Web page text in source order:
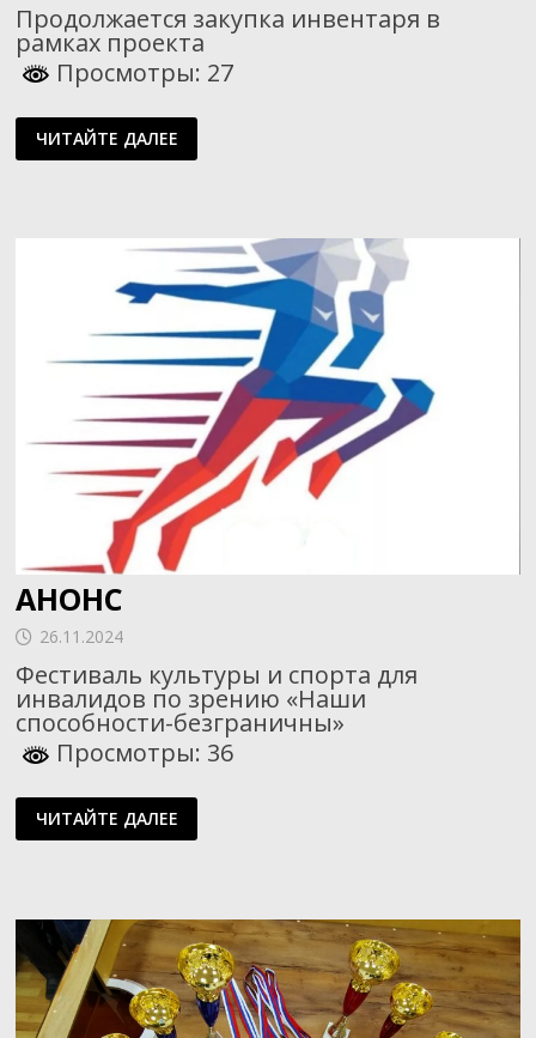
Продолжается закупка инвентаря в
рамках проекта
Просмотры: 27
ДВИЖЕНИЕ
—
ПУТЬ
ЧИТАЙТЕ ДАЛЕЕ
АНОНС
26.11.2024
Фестиваль культуры и спорта для
инвалидов по зрению «Наши
способности-безграничны»
Просмотры: 36
АНОНС
ЧИТАЙТЕ ДАЛЕЕ